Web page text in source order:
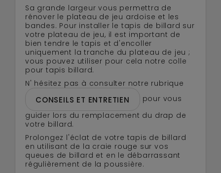
Sa grande largeur vous permettra de
rénover le plateau de jeu ardoise et les
bandes. Pour installer le tapis de billard sur
votre plateau de jeu, il est important de
bien tendre le tapis et d'encoller
uniquement la tranche du plateau de jeu ;
vous pouvez utiliser pour cela notre colle
pour tapis billard.
N' hésitez pas à consulter notre rubrique
CONSEILS ET ENTRETIEN
pour vous
guider lors du remplacement du drap de
votre billard.
Prolongez l'éclat de votre tapis de billard
en utilisant de la craie rouge sur vos
queues de billard et en le débarrassant
régulièrement de la poussière.